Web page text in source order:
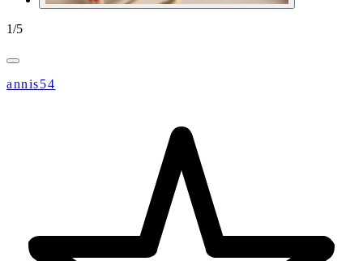
1/5
annis54